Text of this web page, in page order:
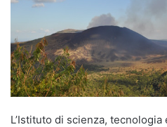
L’Istituto di scienza,